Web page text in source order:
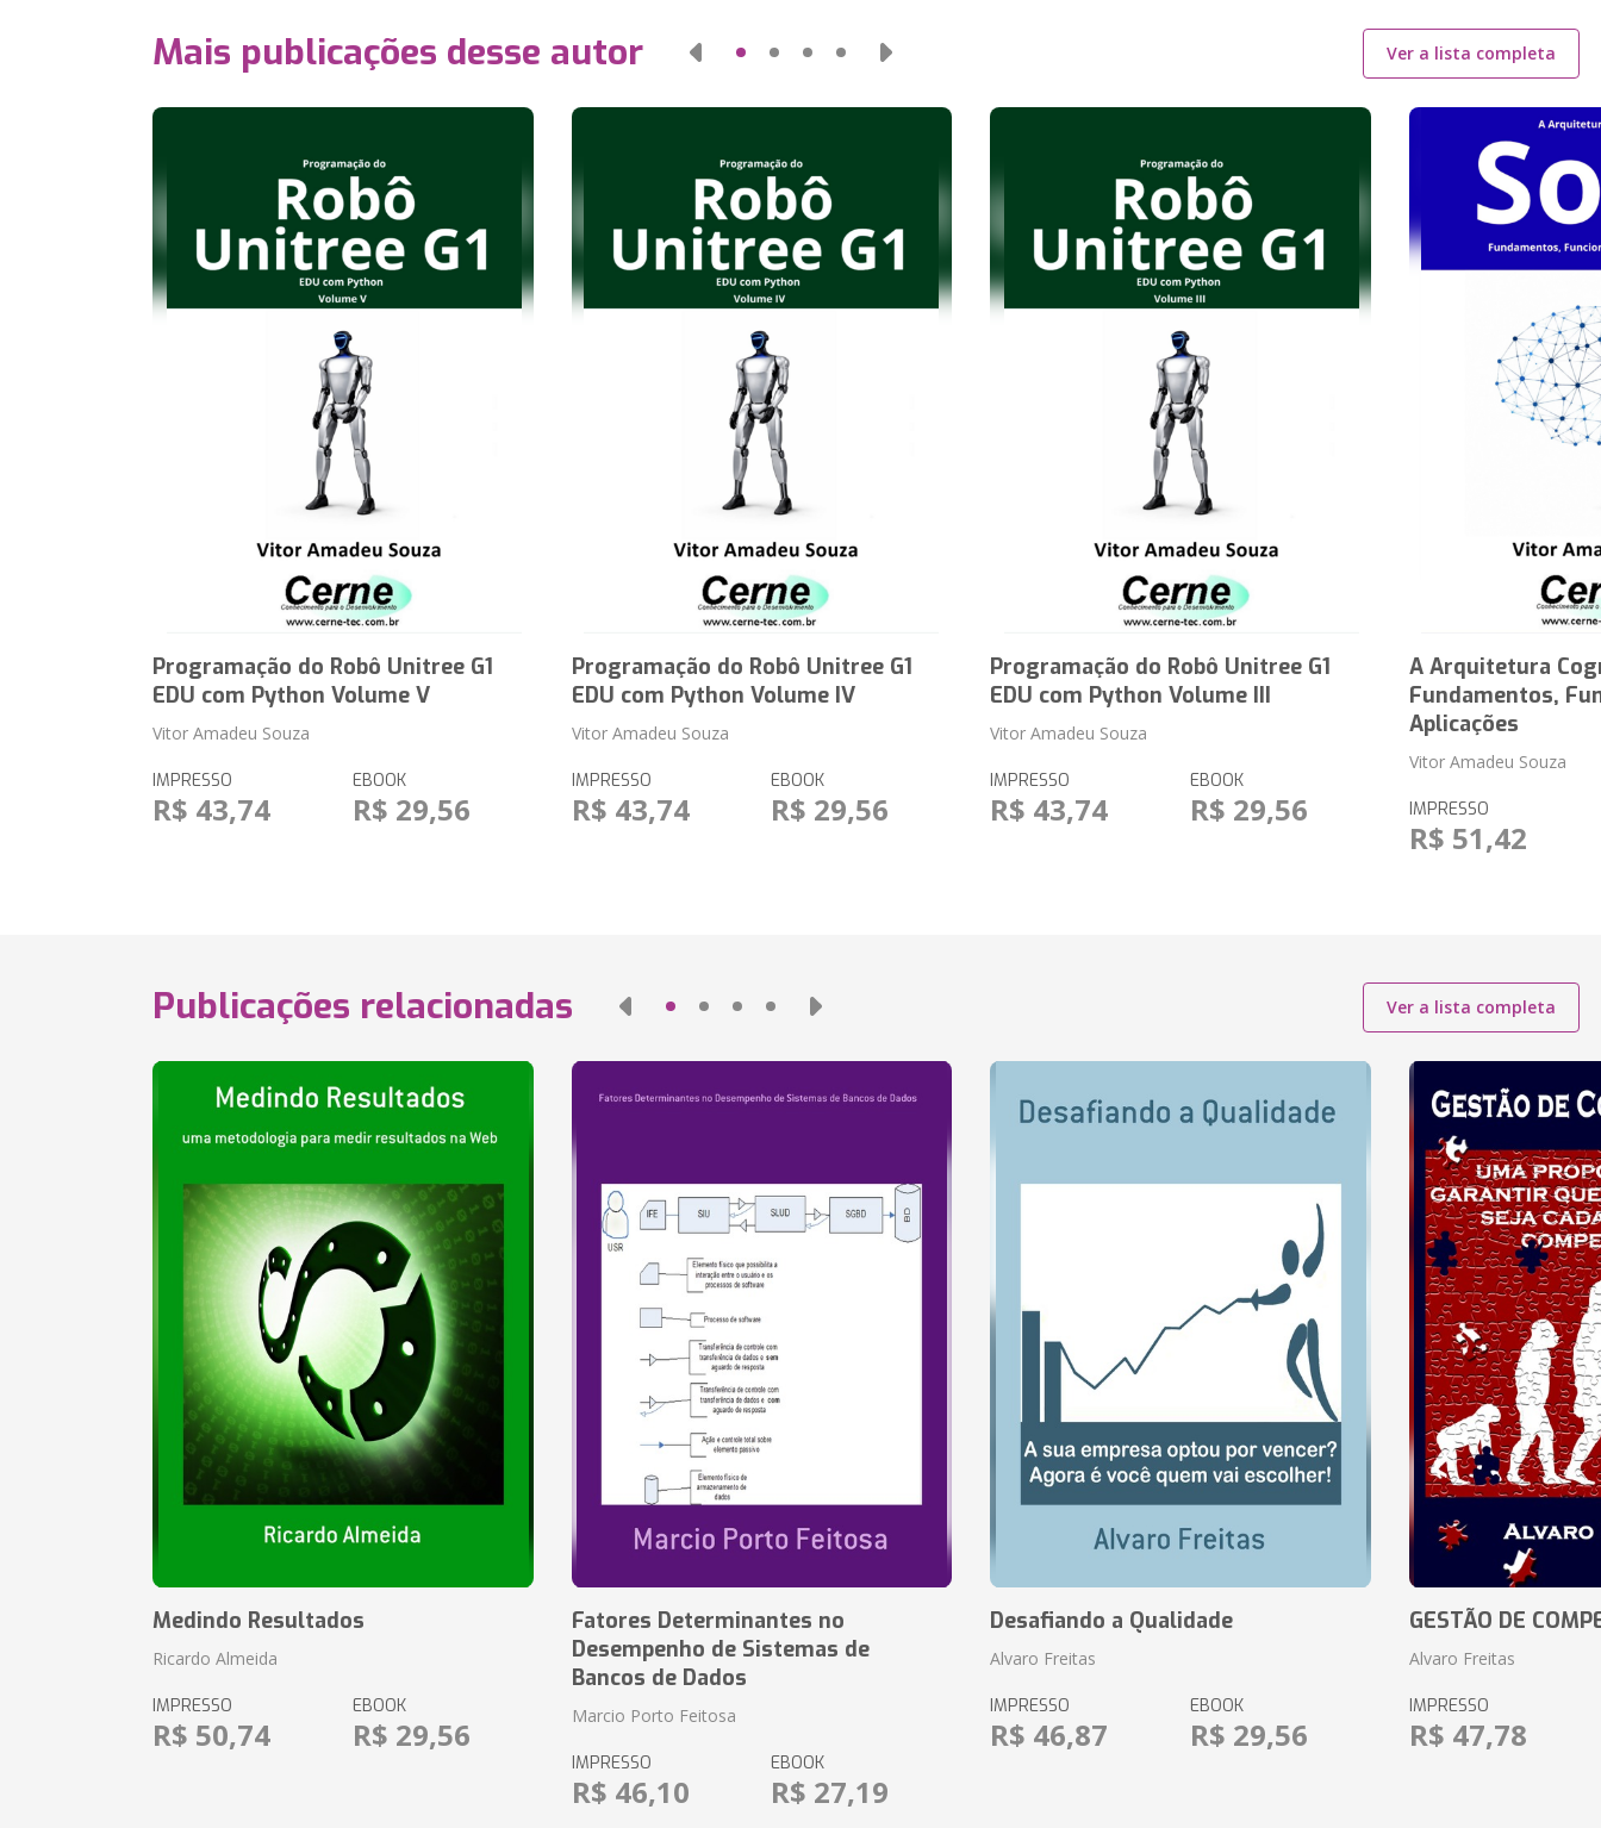
Mais publicações desse autor Ver a lista completa
Programação do Robô Unitree G1
EDU com Python Volume V
Vitor Amadeu Souza
IMPRESSO
R$ 43,74
EBOOK
R$ 29,56
Programação do Robô Unitree G1
EDU com Python Volume IV
Vitor Amadeu Souza
IMPRESSO
R$ 43,74
EBOOK
R$ 29,56
Programação do Robô Unitree G1
EDU com Python Volume III
Vitor Amadeu Souza
IMPRESSO
R$ 43,74
EBOOK
R$ 29,56
A Arquitetura
Fundamentos,
Aplicações
Vitor Amadeu Souza
IMPRESSO
R$ 51,42
Publicações relacionadas Ver a lista completa
Medindo Resultados
Ricardo Almeida
IMPRESSO
R$ 50,74
EBOOK
R$ 29,56
Fatores Determinantes no
Desempenho de Sistemas de
Bancos de Dados
Marcio Porto Feitosa
IMPRESSO
R$ 46,10
EBOOK
R$ 27,19
Desafiando a Qualidade
Alvaro Freitas
IMPRESSO
R$ 46,87
EBOOK
R$ 29,56
GESTÃO DE
Alvaro Freitas
IMPRESSO
R$ 47,78